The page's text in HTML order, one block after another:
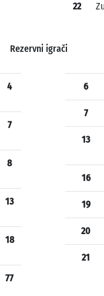
22
Rezervni igrači
4
7
8
13
18
77
6
7
13
16
19
20
21